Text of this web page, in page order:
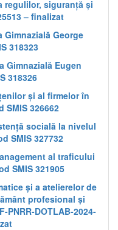
regulilor, siguranță și
– finalizat
Gimnazială George
318323
Gimnazială Eugen
318326
și al firmelor în
SMIS 326662
socială la nivelul
SMIS 327732
al traficului
SMIS 321905
și a atelierelor de
profesional și
DOTLAB-2024-